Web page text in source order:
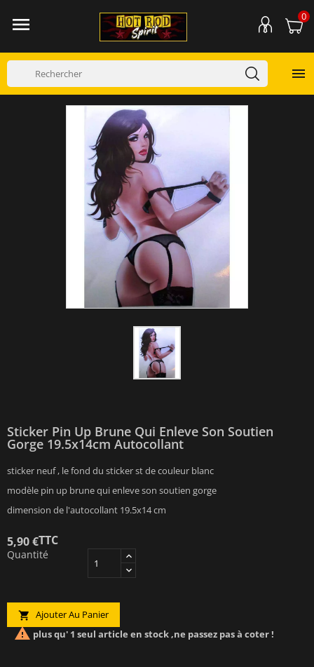
 0

Sticker Pin Up Brune Qui Enleve Son Soutien
Gorge 19.5x14cm Autocollant
sticker neuf , le fond du sticker st de couleur blanc
modèle pin up brune qui enleve son soutien gorge
dimension de l'autocollant 19.5x14 cm
5,90 €TTC
Quantité
 Ajouter Au Panier
 plus qu' 1 seul article en stock ,ne passez pas à coter !